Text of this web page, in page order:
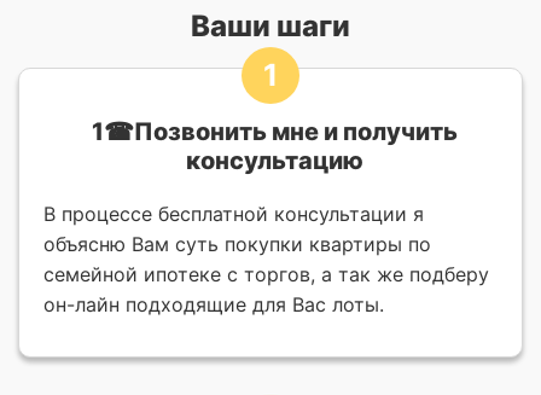
Ваши шаги
1
1☎Позвонить мне и получить
консультацию
В процессе бесплатной консультации я
объясню Вам суть покупки квартиры по
семейной ипотеке с торгов, а так же подберу
он-лайн подходящие для Вас лоты.